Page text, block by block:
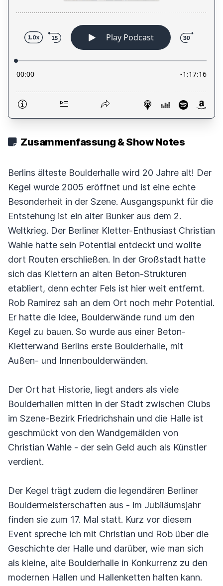
Zusammenfassung & Show Notes
Berlins älteste Boulderhalle wird 20 Jahre alt! Der
Kegel wurde 2005 eröffnet und ist eine echte
Besonderheit in der Szene. Ausgangspunkt für die
Entstehung ist ein alter Bunker aus dem 2.
Weltkrieg. Der Berliner Kletter-Enthusiast Christian
Wahle hatte sein Potential entdeckt und wollte
dort Routen erschließen. In der Großstadt hatte
sich das Klettern an alten Beton-Strukturen
etabliert, denn echter Fels ist hier weit entfernt.
Rob Ramirez sah an dem Ort noch mehr Potential.
Er hatte die Idee, Boulderwände rund um den
Kegel zu bauen. So wurde aus einer Beton-
Kletterwand Berlins erste Boulderhalle, mit
Außen- und Innenboulderwänden.
Der Ort hat Historie, liegt anders als viele
Boulderhallen mitten in der Stadt zwischen Clubs
im Szene-Bezirk Friedrichshain und die Halle ist
geschmückt von den Wandgemälden von
Christian Wahle - der sein Geld auch als Künstler
verdient.
Der Kegel trägt zudem die legendären Berliner
Bouldermeisterschaften aus - im Jubiläumsjahr
finden sie zum 17. Mal statt. Kurz vor diesem
Event spreche ich mit Christian und Rob über die
Geschichte der Halle und darüber, wie man sich
als kleine, alte Boulderhalle in Konkurrenz zu den
modernen Hallen und Hallenketten halten kann.